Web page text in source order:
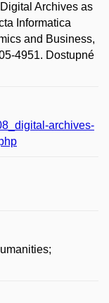
Archives as
Informatica
and Business,
4951. Dostupné
archives-